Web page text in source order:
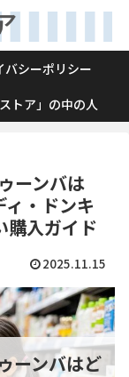
バシーポリシー
ストア」の中の人
ーンバは
・ドンキ
購入ガイド
2025.11.15
ーンバはど